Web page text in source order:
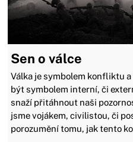
Sen o válce
Válka je symbolem konfliktu
být symbolem interní, či
snaží přitáhnout naši
jsme vojákem, civilistou, či
porozumění tomu, jak tento